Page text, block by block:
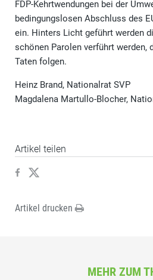
FDP-Kehrtwendungen bei der
bedingungslosen Abschluss des
ein. Hinters Licht geführt werden
schönen Parolen verführt werden,
Taten folgen.
Heinz Brand, Nationalrat SVP
Magdalena Martullo-Blocher,
Artikel teilen
Artikel drucken
MEHR ZUM